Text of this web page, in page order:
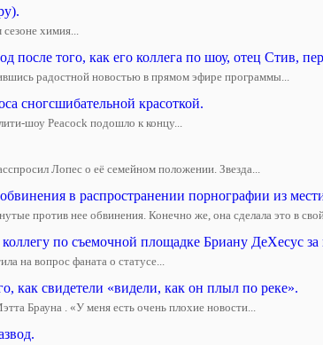
химия...
того, как его коллега по шоу, отец Стив,
радостной новостью в прямом эфире программы...
сногсшибательной красоткой.
шоу Peacock подошло к концу...
Лопес о её семейном положении. Звезда...
в распространении порнографии из
против нее обвинения. Конечно же, она сделала это в
по съемочной площадке Бриану ДеХесус за
на вопрос фаната о статусе...
как свидетели «видели, как он плыл по реке».
Брауна . «У меня есть очень плохие новости...